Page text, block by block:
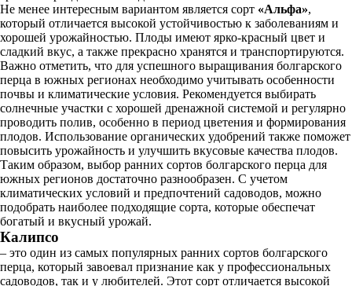
Не менее интересным вариантом является сорт «Альфа»,
который отличается высокой устойчивостью к заболеваниям и
хорошей урожайностью. Плоды имеют ярко-красный цвет и
сладкий вкус, а также прекрасно хранятся и транспортируются.
Важно отметить, что для успешного выращивания болгарского
перца в южных регионах необходимо учитывать особенности
почвы и климатические условия. Рекомендуется выбирать
солнечные участки с хорошей дренажной системой и регулярно
проводить полив, особенно в период цветения и формирования
плодов. Использование органических удобрений также поможет
повысить урожайность и улучшить вкусовые качества плодов.
Таким образом, выбор ранних сортов болгарского перца для
южных регионов достаточно разнообразен. С учетом
климатических условий и предпочтений садоводов, можно
подобрать наиболее подходящие сорта, которые обеспечат
богатый и вкусный урожай.
Калипсо
– это один из самых популярных ранних сортов болгарского
перца, который завоевал признание как у профессиональных
садоводов, так и у любителей. Этот сорт отличается высокой